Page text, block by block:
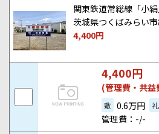
関東鉄道常総線「小
茨城県つくばみらい
4,400円
4,400円
(管理費・共益
敷 0.6万円 礼
管理費：-/-